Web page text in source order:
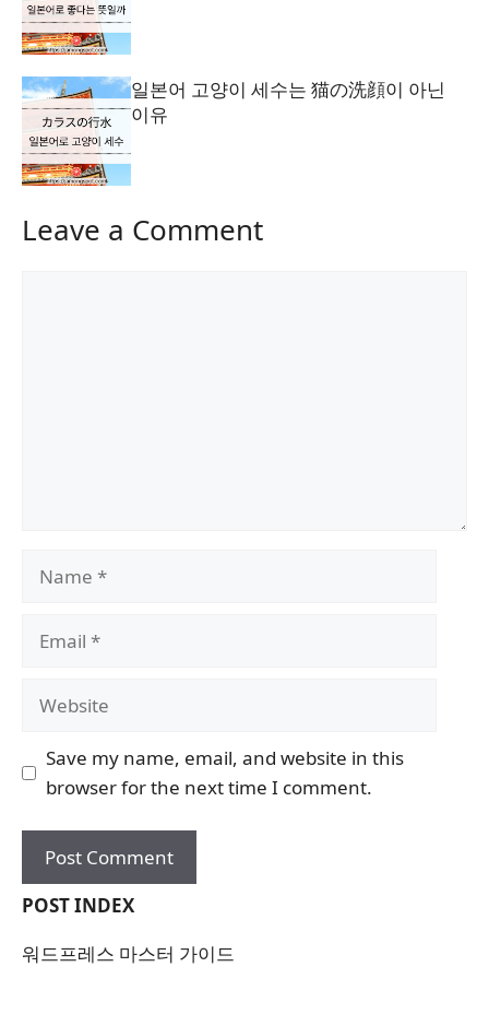
일본어 고양이 세수는 猫の洗顔이 아닌
이유
Leave a Comment
Save my name, email, and website in this
browser for the next time I comment.
POST INDEX
워드프레스 마스터 가이드